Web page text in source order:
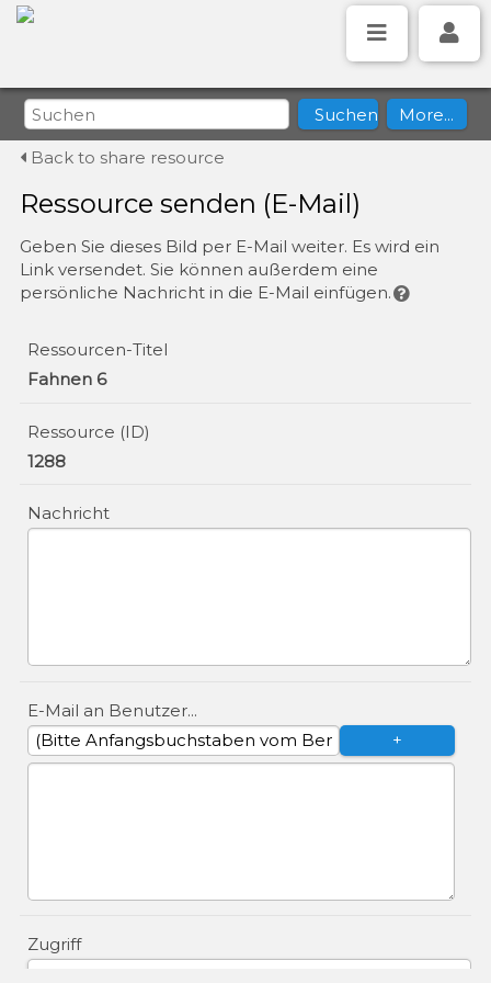
Back to share resource
Ressource senden (E-Mail)
Geben Sie dieses Bild per E-Mail weiter. Es wird ein
Link versendet. Sie können außerdem eine
persönliche Nachricht in die E-Mail einfügen.
Ressourcen-Titel
Fahnen 6
Ressource (ID)
1288
Nachricht
E-Mail an Benutzer...
Zugriff